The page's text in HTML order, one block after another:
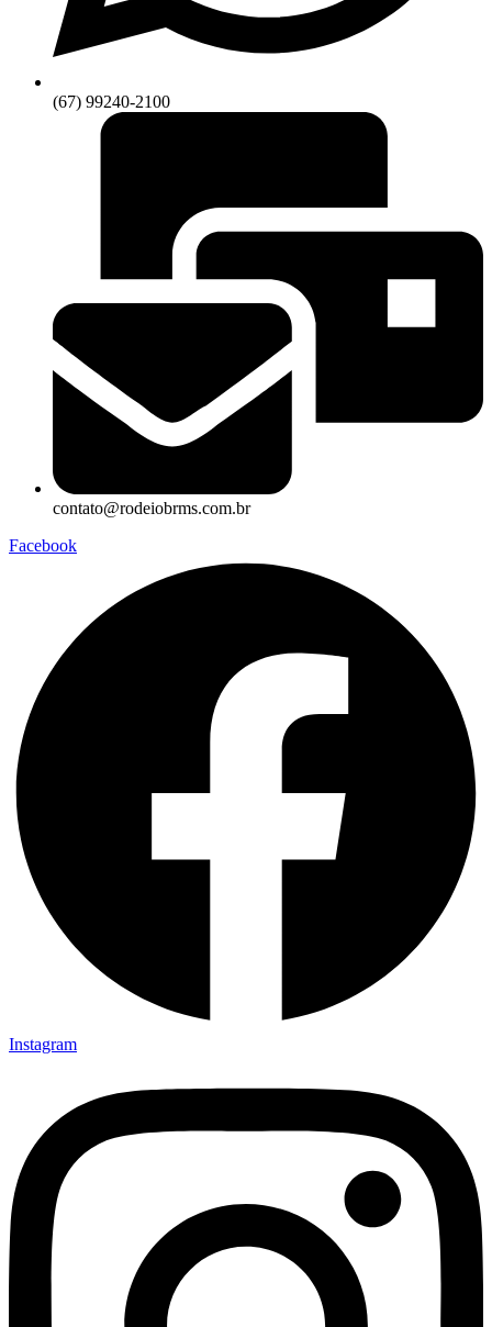
(67) 99240-2100
contato@rodeiobrms.com.br
Facebook
Instagram